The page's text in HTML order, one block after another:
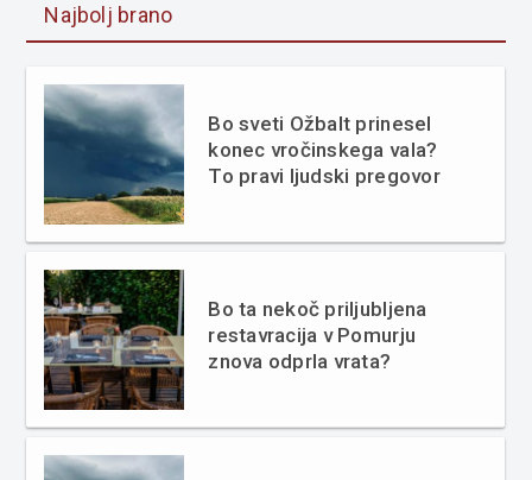
Najbolj brano
Bo sveti Ožbalt prinesel
konec vročinskega vala?
To pravi ljudski pregovor
Bo ta nekoč priljubljena
restavracija v Pomurju
znova odprla vrata?